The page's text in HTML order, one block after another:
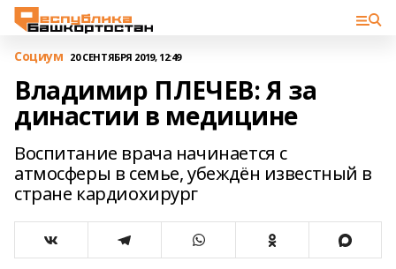
Cоциум 20 СЕНТЯБРЯ 2019, 12:49
Владимир ПЛЕЧЕВ: Я за
династии в медицине
Воспитание врача начинается с
атмосферы в семье, убеждён известный в
стране кардиохирург